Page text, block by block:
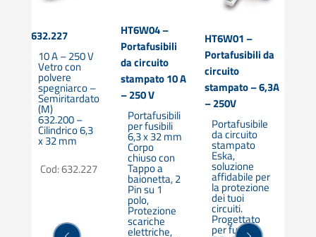
632.227
10 A – 250 V
Vetro con
polvere
spegniarco –
Semiritardato
(M)
632.200 –
Cilindrico 6,3
x 32 mm
Cod: 632.227
HT6W04 –
Portafusibili
da circuito
stampato 10 A
– 250 V
Portafusibili
per fusibili
6,3 x 32 mm
Corpo
chiuso con
Tappo a
baionetta, 2
Pin su 1
polo,
Protezione
scariche
elettriche,
HT6W01 –
Portafusibili da
circuito
stampato – 6,3A
– 250V
Portafusibile
da circuito
stampato
Eska,
soluzione
affidabile per
la protezione
dei tuoi
circuiti.
Progettato
per fusibili